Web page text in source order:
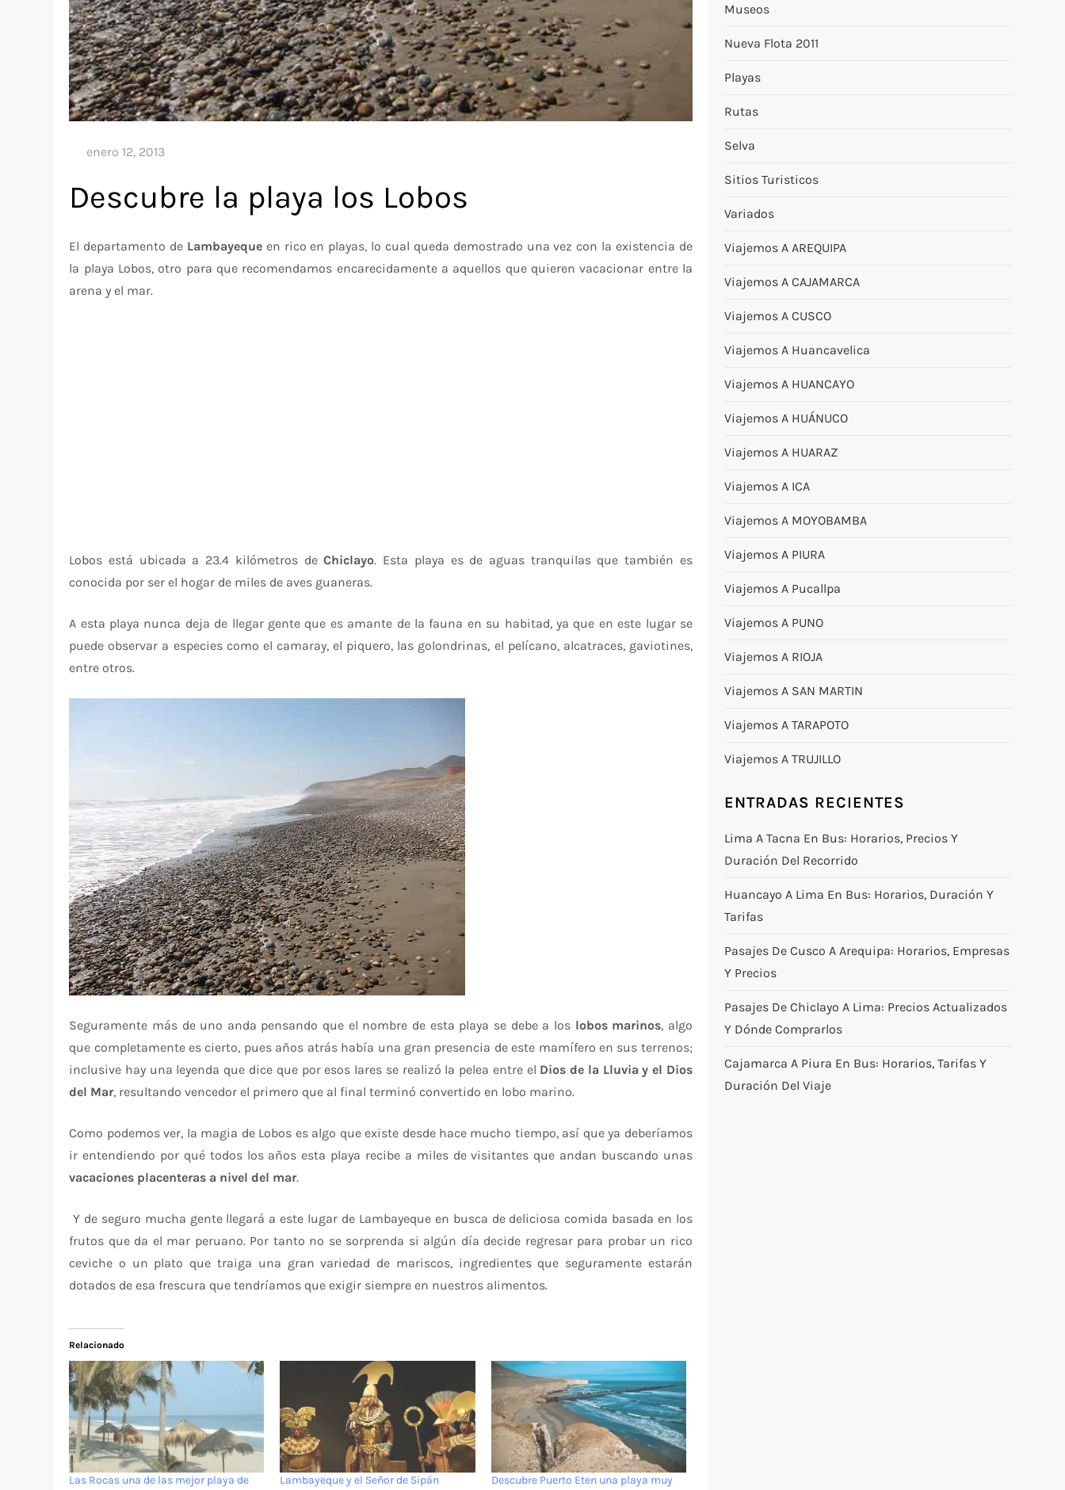
Descubre la playa los Lobos
El departamento de Lambayequeen rico en playas, lo cual queda demostrado una vez con la existencia de
la playa Lobos, otro para que recomendamos encarecidamente a aquellos que quieren vacacionar entre la
arena y el mar.
Lobos está ubicada a 23.4 kilómetros deChiclayo. Esta playa es de aguas tranquilas que también es
conocida por ser el hogar de miles de aves guaneras.
A esta playa nunca deja de llegar gente que es amante de la fauna en su habitad, ya que en este lugar se
puede observar a especies como el camaray, el piquero, las golondrinas, el pelícano, alcatraces, gaviotines,
entre otros.
Seguramente más de uno anda pensando que el nombre de esta playa se debe a los lobos marinos, algo
que completamente es cierto, pues años atrás había una gran presencia de este mamífero en sus terrenos;
inclusive hay una leyenda que dice que por esos lares se realizó la pelea entre el Dios de la Lluvia y el Dios
del Mar, resultando vencedor el primero que al final terminó convertido en lobo marino.
Como podemos ver, la magia de Lobos es algo que existe desde hace mucho tiempo, así que ya deberíamos
ir entendiendo por qué todos los años esta playa recibe a miles de visitantes que andan buscando unas
vacaciones placenteras a nivel del mar.
Y de seguro mucha gente llegará a este lugar de Lambayeque en busca de deliciosa comida basada en los
frutos que da el mar peruano. Por tanto no se sorprenda si algún día decide regresar para probar un rico
ceviche o un plato que traiga una gran variedad de mariscos, ingredientes que seguramente estarán
dotados de esa frescura que tendríamos que exigir siempre en nuestros alimentos.
Relacionado
Las Rocas una de las mejor playa de
Lambayeque y el Señor de Sipán
Descubre Puerto Eten una playa muy
Museos
Nueva Flota 2011
Playas
Rutas
Selva
Sitios Turisticos
Variados
Viajemos A AREQUIPA
Viajemos A CAJAMARCA
Viajemos A CUSCO
Viajemos A Huancavelica
Viajemos A HUANCAYO
Viajemos A HUÁNUCO
Viajemos A HUARAZ
Viajemos A ICA
Viajemos A MOYOBAMBA
Viajemos A PIURA
Viajemos A Pucallpa
Viajemos A PUNO
Viajemos A RIOJA
Viajemos A SAN MARTIN
Viajemos A TARAPOTO
Viajemos A TRUJILLO
ENTRADAS RECIENTES
Lima A Tacna En Bus: Horarios, Precios Y
Duración Del Recorrido
Huancayo A Lima En Bus: Horarios, Duración Y
Tarifas
Pasajes De Cusco A Arequipa: Horarios, Empresas
Y Precios
Pasajes De Chiclayo A Lima: Precios Actualizados
Y Dónde Comprarlos
Cajamarca A Piura En Bus: Horarios, Tarifas Y
Duración Del Viaje